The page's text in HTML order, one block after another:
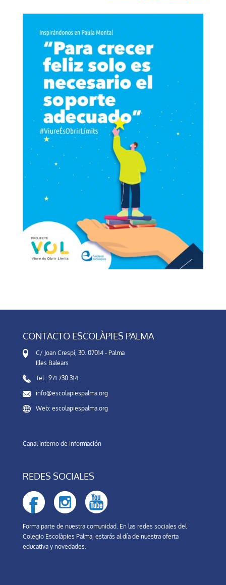
CONTACTO ESCOLÀPIES PALMA
C/ Joan Crespí, 30. 07014 - Palma
Illes Balears
Tel.: 971 730 314
info@escolapiespalma.org
Web: escolapiespalma.org
Canal Interno de Información
REDES SOCIALES
Forma parte de nuestra comunidad. En las redes sociales del
Colegio Escolàpies Palma, estarás al día de nuestra oferta
educativa y novedades.